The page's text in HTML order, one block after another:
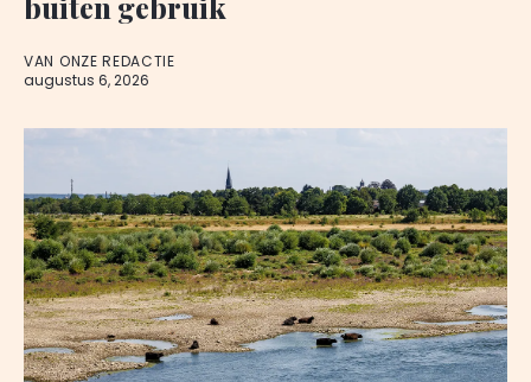
VAN ONZE REDACTIE
augustus 6, 2026